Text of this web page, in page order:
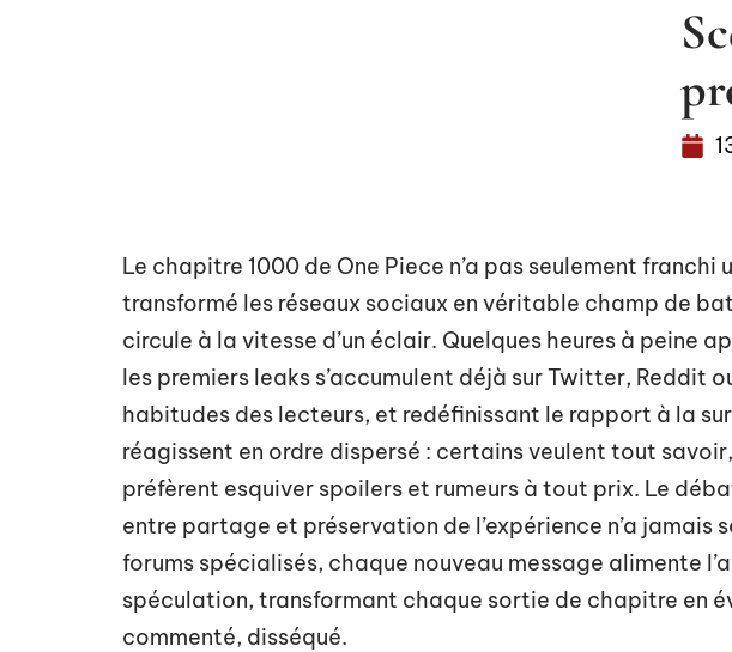
Le chapitre 1000 de One Piece n’a pas seulement franchi
transformé les réseaux sociaux en véritable champ de
circule à la vitesse d’un éclair. Quelques heures à peine
les premiers leaks s’accumulent déjà sur Twitter, Reddit
habitudes des lecteurs, et redéfinissant le rapport à la
réagissent en ordre dispersé : certains veulent tout
préfèrent esquiver spoilers et rumeurs à tout prix. Le
entre partage et préservation de l’expérience n’a jamais
forums spécialisés, chaque nouveau message alimente
spéculation, transformant chaque sortie de chapitre en
commenté, disséqué.